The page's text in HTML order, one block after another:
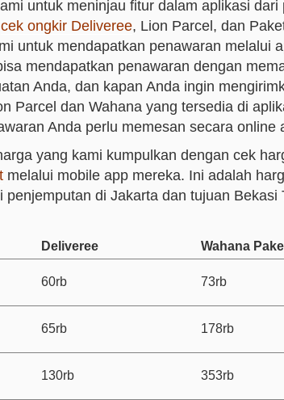
untuk meninjau fitur dalam aplikasi
cek ongkir Deliveree, Lion Parcel, dan
untuk mendapatkan penawaran melalui
mendapatkan penawaran dengan
Anda, dan kapan Anda ingin
Parcel dan Wahana yang tersedia di
Anda perlu memesan secara
yang kami kumpulkan dengan cek
melalui mobile app mereka. Ini adalah
penjemputan di Jakarta dan tujuan
Deliveree Wahana
60rb 73rb
65rb 178rb
130rb 353rb